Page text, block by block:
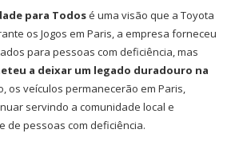
para Todosé uma visão que a Toyota
os Jogos em Paris, a empresa forneceu
para pessoas com deficiência, mas
a deixar um legado duradouro na
os veículos permanecerão em Paris,
servindo a comunidade local e
de pessoas com deficiência.